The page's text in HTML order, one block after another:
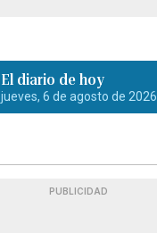
El diario de hoy
jueves, 6 de agosto de 2026
PUBLICIDAD